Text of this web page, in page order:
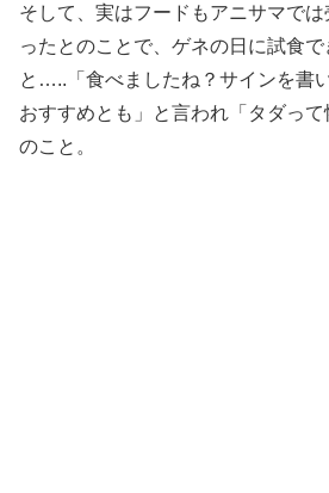
そして、実はフードもアニサマで
ったとのことで、ゲネの日に試食
と…..「食べましたね？サインを書
おすすめとも」と言われ「タダっ
のこと。